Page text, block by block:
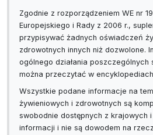
Zgodnie z rozporządzeniem WE nr
Europejskiego i Rady z 2006 r.,
przypisywać żadnych oświadczeń
zdrowotnych innych niż dozwolone.
ogólnego działania poszczególnych
można przeczytać w
Wszystkie podane informacje na
żywieniowych i zdrowotnych są
swobodnie dostępnych z krajowych
informacji i nie są dowodem na